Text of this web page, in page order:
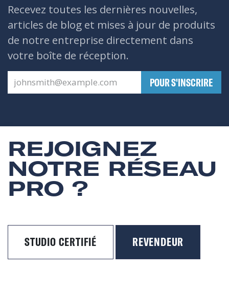
Recevez toutes les dernières nouvelles,
articles de blog et mises à jour de produits
de notre entreprise directement dans
votre boîte de réception.
​POUR S'INSCRIRE
REJOIGNEZ
NOTRE RÉSEAU
PRO ?
STUDIO CERTIFIÉ REVENDEUR